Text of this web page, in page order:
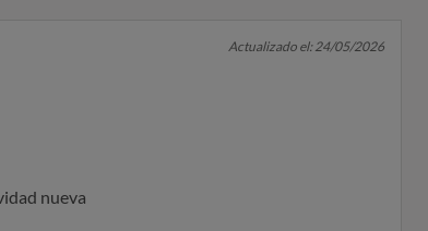
Actualizado el: 24/05/2026
nueva